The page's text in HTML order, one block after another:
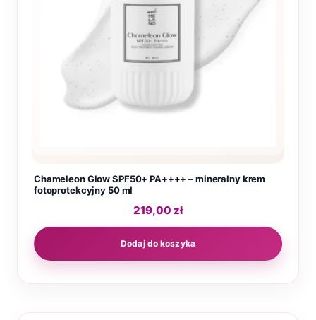
Chameleon Glow SPF50+ PA++++ – mineralny krem
fotoprotekcyjny 50 ml
219,00 zł
Dodaj do koszyka